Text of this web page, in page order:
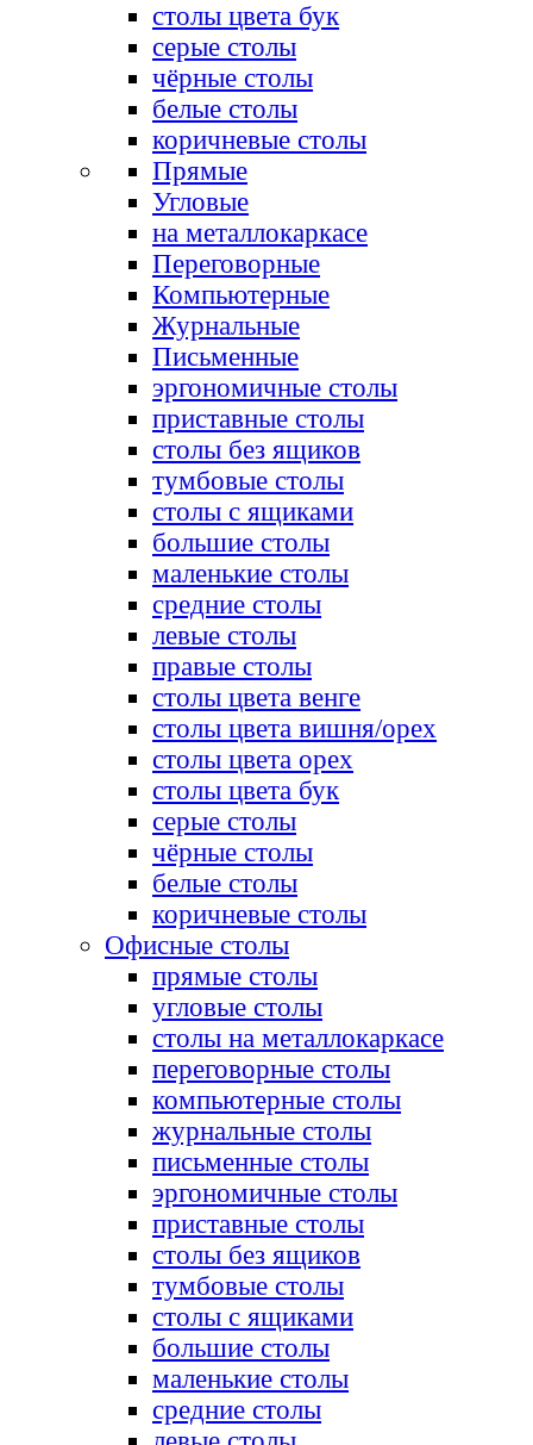
столы цвета бук
серые столы
чёрные столы
белые столы
коричневые столы
Прямые
Угловые
на металлокаркасе
Переговорные
Компьютерные
Журнальные
Письменные
эргономичные столы
приставные столы
столы без ящиков
тумбовые столы
столы с ящиками
большие столы
маленькие столы
средние столы
левые столы
правые столы
столы цвета венге
столы цвета вишня/орех
столы цвета орех
столы цвета бук
серые столы
чёрные столы
белые столы
коричневые столы
Офисные столы
прямые столы
угловые столы
столы на металлокаркасе
переговорные столы
компьютерные столы
журнальные столы
письменные столы
эргономичные столы
приставные столы
столы без ящиков
тумбовые столы
столы с ящиками
большие столы
маленькие столы
средние столы